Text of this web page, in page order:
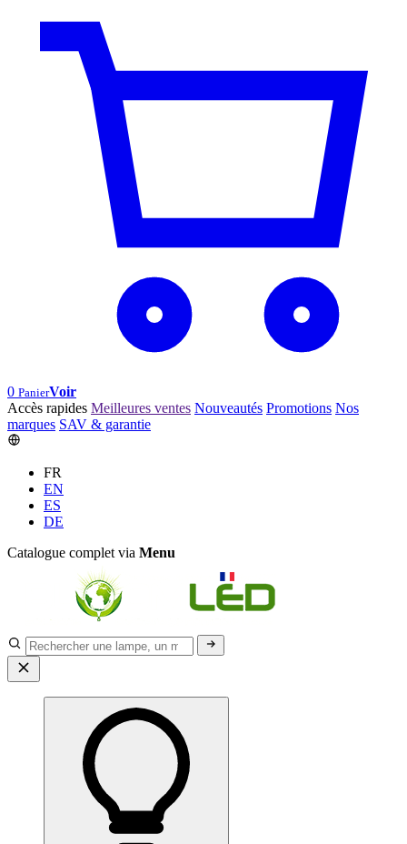
0 PanierVoir
Accès rapides Meilleures ventes Nouveautés Promotions Nos
marques SAV & garantie
FR
EN
ES
DE
Catalogue complet via Menu